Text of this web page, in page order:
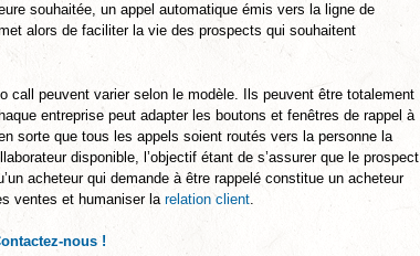
souhaitée, un appel automatique émis vers la ligne de
alors de faciliter la vie des prospects qui souhaitent
peuvent varier selon le modèle. Ils peuvent être totalement
entreprise peut adapter les boutons et fenêtres de rappel à
sorte que tous les appels soient routés vers la personne la
disponible, l’objectif étant de s’assurer que le prospect
acheteur qui demande à être rappelé constitue un acheteur
ventes et humaniser la relation client.
nous !